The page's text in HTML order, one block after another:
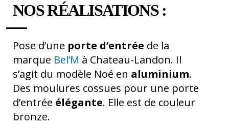
NOS RÉALISATIONS :
Pose d’une porte d’entrée de la
marque Bel’M à Chateau-Landon. Il
s’agit du modèle Noé en aluminium.
Des moulures cossues pour une porte
d’entrée élégante. Elle est de couleur
bronze.